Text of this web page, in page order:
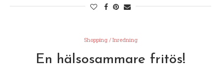
Shopping / Inredning
En hälsosammare fritös!